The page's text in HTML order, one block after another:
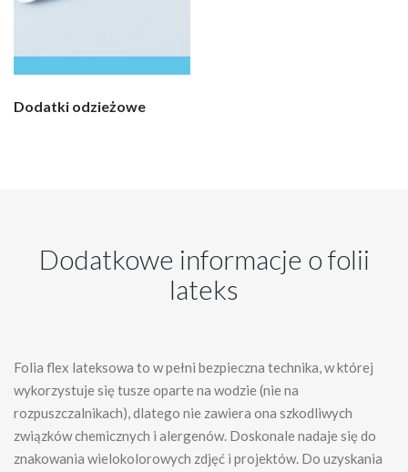
Dodatki odzieżowe
Dodatkowe informacje o folii
lateks
Folia flex lateksowa to w pełni bezpieczna technika, w której
wykorzystuje się tusze oparte na wodzie (nie na
rozpuszczalnikach), dlatego nie zawiera ona szkodliwych
związków chemicznych i alergenów. Doskonale nadaje się do
znakowania wielokolorowych zdjęć i projektów. Do uzyskania